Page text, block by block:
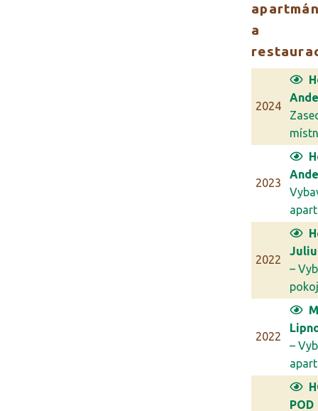
a
2024
2023
2022
–
2022
–
POD